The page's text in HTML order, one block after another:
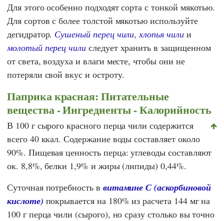
Для этого особенно подходят сорта с тонкой мякотью.
Для сортов с более толстой мякотью используйте
дегидратор. Сушеный перец чили,хлопья чилии
молотый перец чили следует хранить в защищенном
от света, воздуха и влаги месте, чтобы они не
потеряли свой вкус и остроту.
Паприка красная: Питательные
вещества - Ингредиенты - Калорийность
В 100 г сырого красного перца чили содержится
всего 40 ккал. Содержание воды составляет около
90%. Пищевая ценность перца: углеводы составляют
ок. 8,8%, белки 1,9% и жиры (липиды) 0,44%.
Суточная потребность в витамине С (аскорбиновой
кислоте) покрывается на 180% из расчета 144 мг на
100 г перца чили (сырого), но сразу столько вы точно